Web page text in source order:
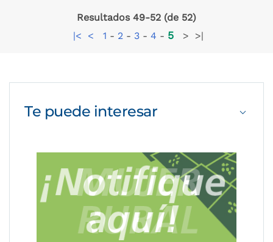
Resultados 49-52 (de 52)
|<
< 1 - 2- 3- 4 - 5 > >|
Te puede interesar